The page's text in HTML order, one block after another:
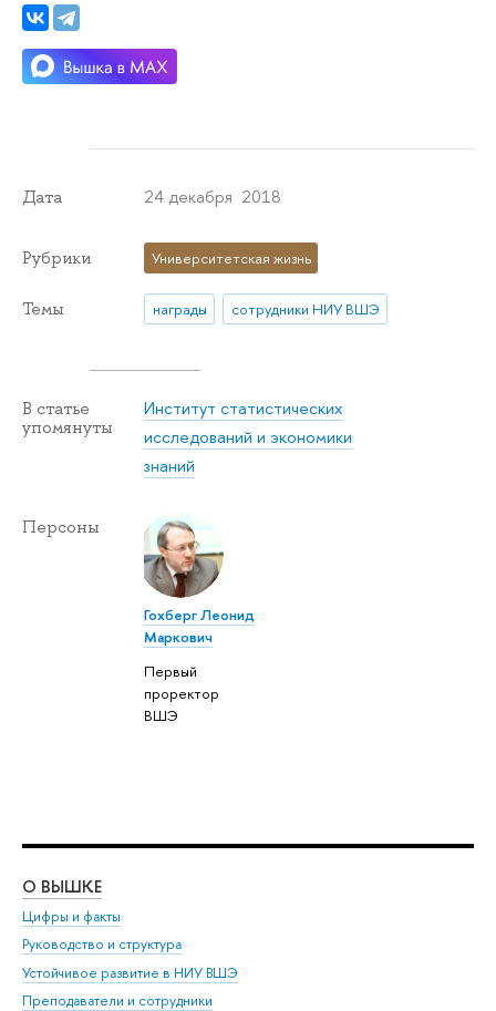
Дата 24 декабря 2018
Рубрики Университетская жизнь
Темы награды сотрудники НИУ ВШЭ
В статье
упомянуты
Институт статистических
исследований и экономики
знаний
Персоны
Гохберг Леонид
Маркович
Первый
проректор
ВШЭ
О ВЫШКЕ
Цифры и факты
Руководство и структура
Устойчивое развитие в НИУ ВШЭ
Преподаватели и сотрудники